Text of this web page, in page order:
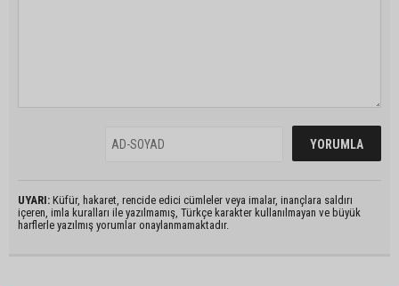
UYARI: Küfür, hakaret, rencide edici cümleler veya imalar, inançlara saldırı
içeren, imla kuralları ile yazılmamış, Türkçe karakter kullanılmayan ve büyük
harflerle yazılmış yorumlar onaylanmamaktadır.